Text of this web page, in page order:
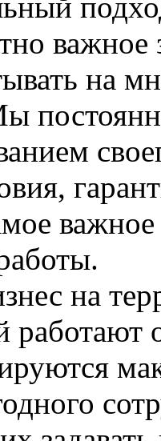
на
важное
на
работают